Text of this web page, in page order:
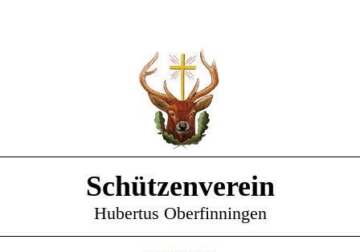
Schützenverein
Hubertus Oberfinningen